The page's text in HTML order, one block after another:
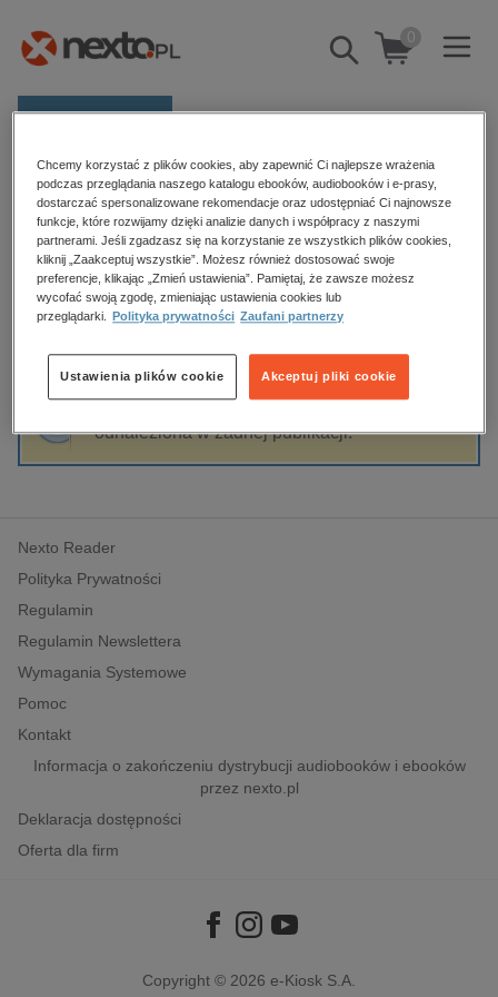
Pokaż/schowaj
wyszukiwarkę
0
E-prasa
Kategorie
Zobacz wszystkie E-prasa
budownictwo, aranżacja wnętrz
biznesowe, branżowe, gospodarka
edukacja
hobby, sport, rozrywka
komputery, internet, technologie, informatyka
polityka, społeczno-informacyjne
psychologiczne
inne
popularno-naukowe
historia
Strona główna Weronika Murek
Weronika Murek
Sortowanie Filtrowanie
odnaleziona w żadnej publikacji.
Nexto Reader
Polityka Prywatności
Regulamin
Regulamin Newslettera
Wymagania Systemowe
Pomoc
Kontakt
Informacja o zakończeniu dystrybucji audiobooków i ebooków
przez nexto.pl
Deklaracja dostępności
Oferta dla firm
Copyright © 2026 e-Kiosk S.A.
Chcemy korzystać z plików cookies, aby zapewnić Ci najlepsze wrażenia
podczas przeglądania naszego katalogu ebooków, audiobooków i e-prasy,
dostarczać spersonalizowane rekomendacje oraz udostępniać Ci najnowsze
funkcje, które rozwijamy dzięki analizie danych i współpracy z naszymi
partnerami. Jeśli zgadzasz się na korzystanie ze wszystkich plików cookies,
kliknij „Zaakceptuj wszystkie”. Możesz również dostosować swoje
preferencje, klikając „Zmień ustawienia”. Pamiętaj, że zawsze możesz
wycofać swoją zgodę, zmieniając ustawienia cookies lub
przeglądarki.
Polityka prywatności Zaufani partnerzy
Akceptuj pliki cookie
Ustawienia plików cookie